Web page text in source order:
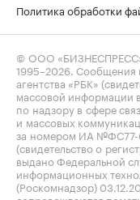
Политика обработки
© ООО
1995–2026 .
агентства «РБК»
массовой информации
по надзору в сфере
и массовых
за номером ИА №ФС77-
(свидетельство о
выдано Федеральной
информационных
(Роскомнадзор)